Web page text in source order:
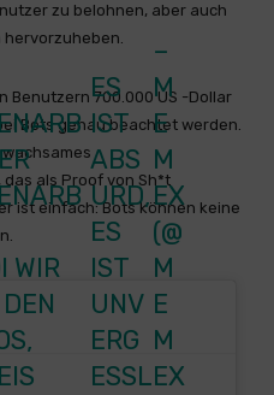
zu belohnen, aber auch
hervorzuheben.
Benutzern 700.000 US -Dollar
Bots genau beachtet werden.
als Proof von Sh*t
ist einfach: Bots können keine
WIR
ES
IST
ABS
URD,
ES
IST
UNV
ERG
ESSL
–
M
E
M
EX
(@
M
E
M
EX